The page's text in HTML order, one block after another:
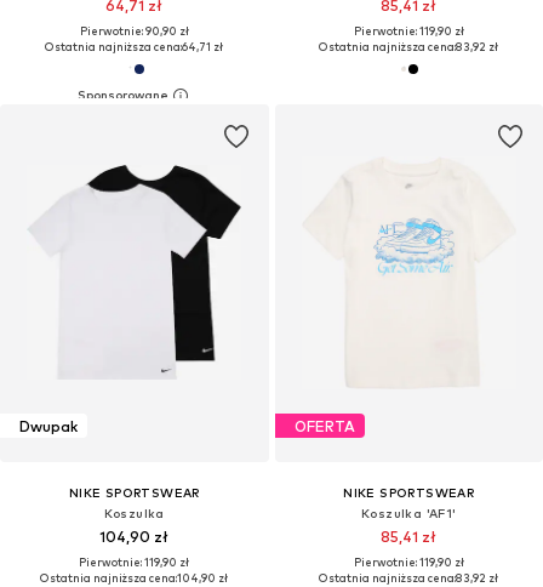
64,71 zł
Pierwotnie: 90,90 zł
Ostatnia najniższa cena:64,71 zł
85,41 zł
Pierwotnie: 119,90 zł
Ostatnia najniższa cena:83,92 zł
Dwupak
NIKE SPORTSWEAR
Koszulka
104,90 zł
Pierwotnie: 119,90 zł
Ostatnia najniższa cena:104,90 zł
OFERTA
NIKE SPORTSWEAR
Koszulka 'AF1'
85,41 zł
Pierwotnie: 119,90 zł
Ostatnia najniższa cena:83,92 zł